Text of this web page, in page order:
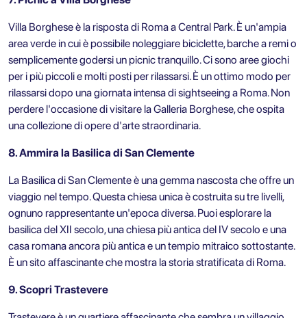
Villa Borgheseè la risposta di Roma a Central Park. È un'ampia
area verde in cui è possibile noleggiare biciclette, barche a remi o
semplicemente godersi un picnic tranquillo. Ci sono aree giochi
per i più piccoli e molti posti per rilassarsi. È un ottimo modo per
rilassarsi dopo una giornata intensa di sightseeing a Roma. Non
perdere l'occasione di visitare la Galleria Borghese, che ospita
una collezione di opere d'arte straordinaria.
8. Ammira la Basilica di San Clemente
La Basilica di San Clemente è una gemma nascosta che offre un
viaggio nel tempo. Questa chiesa unica è costruita su tre livelli,
ognuno rappresentante un'epoca diversa. Puoi esplorare la
basilica del XII secolo, una chiesa più antica del IV secolo e una
casa romana ancora più antica e un tempio mitraico sottostante.
È un sito affascinante che mostra la storia stratificata di Roma.
9. Scopri Trastevere